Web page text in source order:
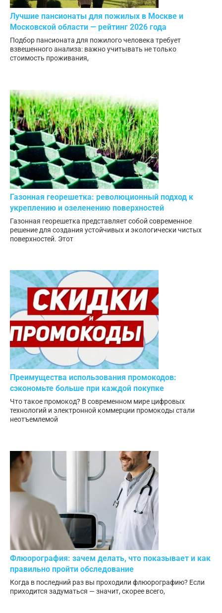
Лучшие пансионаты для пожилых в Москве и
Московской области — рейтинг 2026 года
Подбор пансионата для пожилого человека требует
взвешенного анализа: важно учитывать не только
стоимость проживания,
Газонная георешетка: революционный подход к
укреплению и озеленению поверхностей
Газонная георешетка представляет собой современное
решение для создания устойчивых и экологически чистых
поверхностей. Этот
Преимущества использования промокодов:
сэкономьте больше при каждой покупке
Что такое промокод? В современном мире цифровых
технологий и электронной коммерции промокоды стали
неотъемлемой
Флюорография: зачем делать, что показывает и как
правильно пройти обследование
Когда в последний раз вы проходили флюорографию? Если
приходится задуматься — значит, скорее всего,